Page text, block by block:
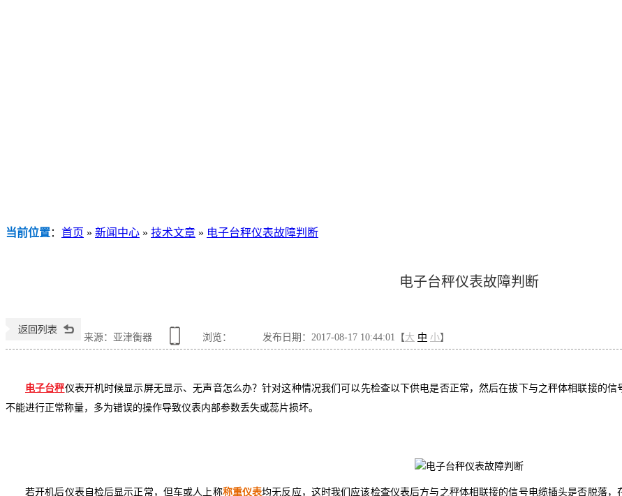
当前位置： 首页 » 新闻中心 » 技术文章 » 电子台秤仪表故障判断
电子台秤仪表故障判断
来源：亚津衡器 浏览： 发布日期：2017-08-17 10:44:01【大 中 小】
电子台秤仪表开机时候显示屏无显示、无声音怎么办？针对这种情况我们可以先检查以下供电是否正常，然后在拔下与之秤体相联接的
不能进行正常称量，多为错误的操作导致仪表内部参数丢失或蕊片损坏。
若开机后仪表自检后显示正常，但车或人上称称重仪表均无反应，这时我们应该检查仪表后方与之秤体相联接的信号电缆插头是否脱落